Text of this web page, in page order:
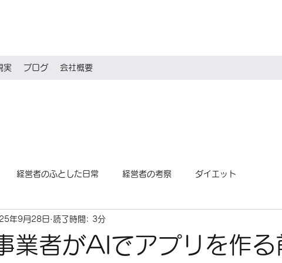
実 ブログ 会社概要
経営者のふとした日常 経営者の考察 ダイエット
業者がAIでアプリを作る
年9月28日 読了時間: 3分